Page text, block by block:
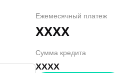
Ежемесячный платеж
XXXX
Сумма кредита
XXXX